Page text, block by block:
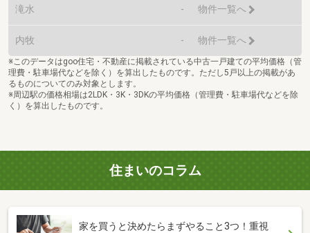
滝水 - 物件一覧へ
内牧 - 物件一覧へ
※このデータはgoo住宅・不動産に掲載されている中古一戸建ての平均価格（管
理費・駐車場代などを除く）を算出したものです。ただし5戸以上の掲載があ
るものについてのみ対象とします。
※周辺駅の価格相場は2LDK・3K・3DKの平均価格（管理費・駐車場代などを除
く）を算出したものです。
住まいのコラム
家を買うと決めたらまずやること3つ！重視